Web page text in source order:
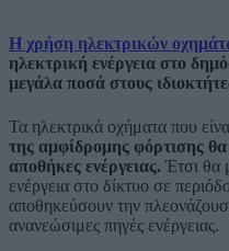
Η χρήση ηλεκτρικών
ηλεκτρική ενέργεια στο
μεγάλα ποσά στους
Τα ηλεκτρικά οχήματα που
της αμφίδρομης φόρτισης
αποθήκες ενέργειας. Έτσι θα
ενέργεια στο δίκτυο σε
αποθηκεύσουν την
ανανεώσιμες πηγές ενέργειας.